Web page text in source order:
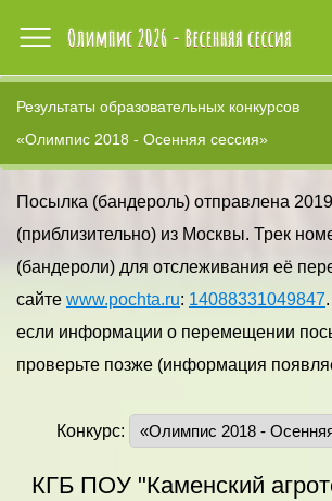
Результаты образовательных конкурсов
«Олимпис 2018 - Осенняя сессия»
Посылка (бандероль) отправлена
(приблизительно) из Москвы. Трек
(бандероли) для отслеживания её
сайте www.pochta.ru: 14088331049847
если информации о перемещении
проверьте позже (информация
Конкурс:
КГБ ПОУ "Каменский